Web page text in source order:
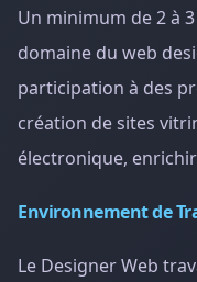
Un minimum de 2 à
domaine du web
participation à des
création de sites
électronique,
Environnement de
Le Designer Web